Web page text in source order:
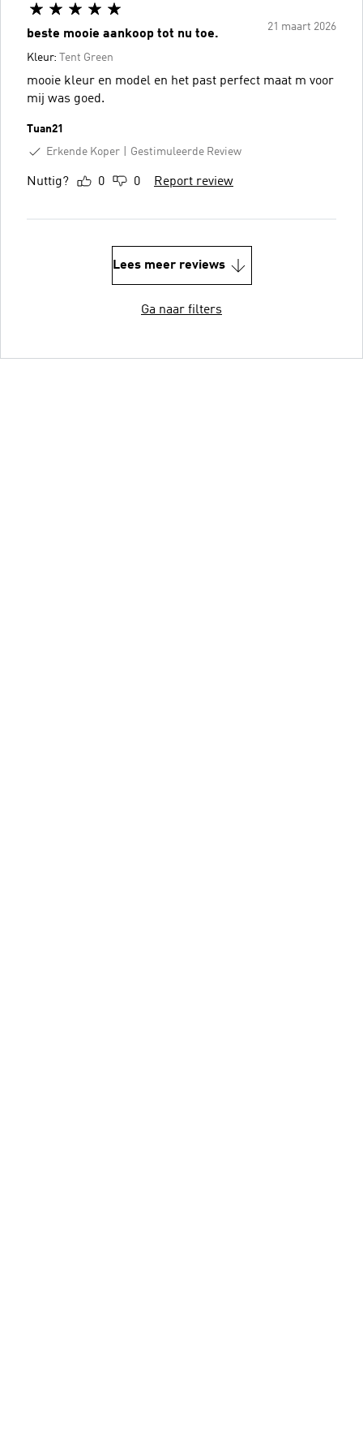
21 maart 2026
beste mooie aankoop tot nu toe.
Kleur: Tent Green
mooie kleur en model en het past perfect maat m voor
mij was goed.
Tuan21
Erkende Koper
Gestimuleerde Review
Nuttig? 0 0 Report review
Lees meer reviews
Ga naar filters